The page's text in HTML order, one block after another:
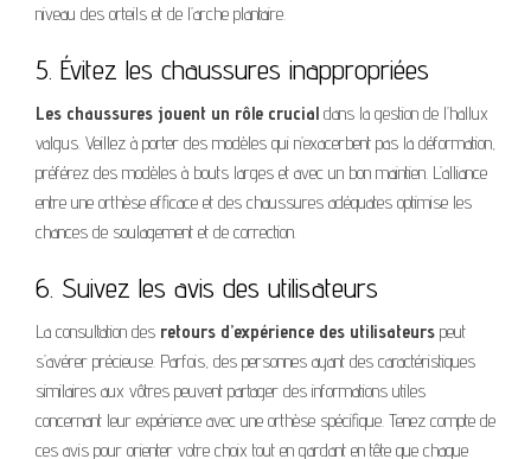
niveau des orteils et de l’arche plantaire.
5. Évitez les chaussures inappropriées
Les chaussures jouent un rôle crucial dans la gestion de l’hallux
valgus. Veillez à porter des modèles qui n’exacerbent pas la déformation,
préférez des modèles à bouts larges et avec un bon maintien. L’alliance
entre une orthèse efficace et des chaussures adéquates optimise les
chances de soulagement et de correction.
6. Suivez les avis des utilisateurs
La consultation des retours d’expérience des utilisateurs peut
s’avérer précieuse. Parfois, des personnes ayant des caractéristiques
similaires aux vôtres peuvent partager des informations utiles
concernant leur expérience avec une orthèse spécifique. Tenez compte de
ces avis pour orienter votre choix tout en gardant en tête que chaque